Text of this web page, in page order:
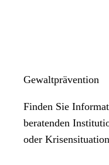
Gewaltprävention
Finden Sie
beratenden
oder